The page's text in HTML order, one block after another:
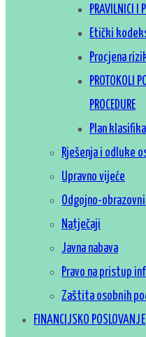
PRAVILNICI I
Etički
Procjena
PROTOKOLI
PROCEDURE
Plan
Rješenja i odluke
Upravno vijeće
Odgojno-
Natječaji
Javna nabava
Pravo na pristup
Zaštita osobnih
FINANCIJSKO POSLOVANJE